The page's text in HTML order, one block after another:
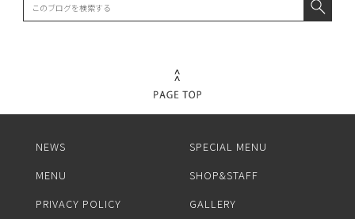
NEWS
SPECIAL MENU
MENU
SHOP&STAFF
PRIVACY POLICY
GALLERY